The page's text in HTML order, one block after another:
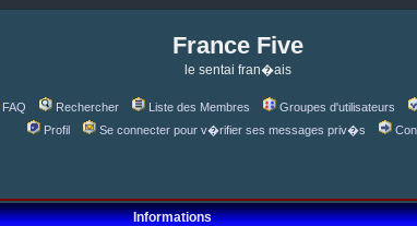
France Five
le sentai fran�ais
FAQ Rechercher Liste des Membres Groupes d'utilisateurs
Profil
Se connecter pour v�rifier ses messages priv�s
Informations